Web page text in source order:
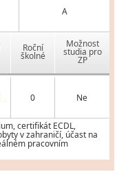
A
Roční
školné
Možnost
studia pro
ZP
0 Ne
certifikát ECDL,
v zahraničí, účast na
pracovním